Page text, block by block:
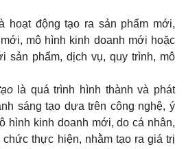
hoạt động tạo ra sản phẩm mới,
mô hình kinh doanh mới hoặc
sản phẩm, dịch vụ, quy trình, mô
là quá trình hình thành và phát
sáng tạo dựa trên công nghệ, ý
hình kinh doanh mới, do cá nhân,
chức thực hiện, nhằm tạo ra giá trị